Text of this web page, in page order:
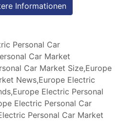
Informationen
Personal Car
Car Market
Car Market Size,Europe
News,Europe Electric
Electric Personal
Electric Personal Car
Personal Car Market